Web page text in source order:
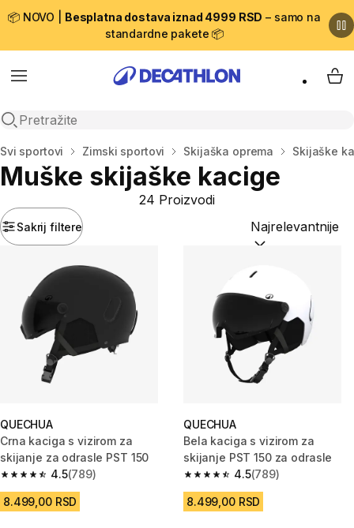
📦 NOVO | Besplatna dostava iznad 4999 RSD – samo na
standardne pakete 📦
Menu
Open search
My
Početna stranica
Svi sportovi Zimski sportovi Skijaška oprema Skijaške
Muške skijaške kacige
Sakrij filtere
24 Proizvodi
Sortiraj po:
QUECHUA
Crna kaciga s vizirom za
skijanje za odrasle PST 150
4.5
4.5 od 5 zvezdica from 789 Recenzije
(789)
8.499,00 RSD
QUECHUA
Bela kaciga s vizirom za
skijanje PST 150 za odrasle
4.5
4.5 od 5 zvezdica from 789
(789)
8.499,00 RSD